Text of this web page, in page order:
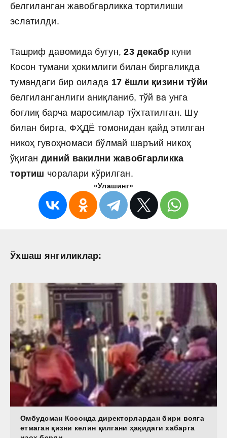
белгиланган жавобгарликка тортилиши
эслатилди.
Ташриф давомида бугун,23 декабр куни
Косон тумани ҳокимлиги билан биргаликда
тумандаги бир оилада 17 ёшли қизини тўйи
белгиланганлиги аниқланиб, тўй ва унга
боғлиқ барча маросимлар тўхтатилган. Шу
билан бирга, ФҲДЁ томонидан қайд этилган
никоҳ гувоҳномаси бўлмай шаръий никоҳ
ўқиган диний вакилни жавобгарликка
тортиш чоралари кўрилган.
«Улашинг»
Ўхшаш янгиликлар:
Омбудсман Косонда директорлардан бири вояга
етмаган қизни келин қилгани ҳақидаги хабарга